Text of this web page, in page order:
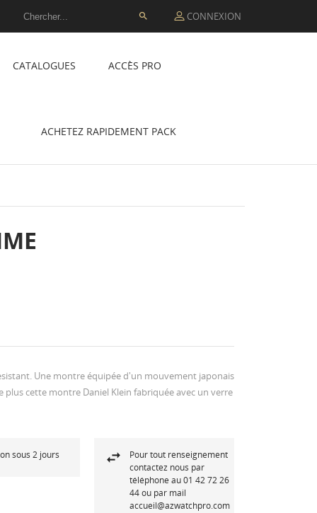
 CONNEXION
CATALOGUES ACCÈS PRO
ACHETEZ RAPIDEMENT PACK
Une montre équipée d'un mouvement japonais
plus cette montre Daniel Klein fabriquée avec un verre
sous 2 jours
Pour tout renseignement
contactez nous par
téléphone au 01 42 72 26
44 ou par mail
accueil@azwatchpro.com